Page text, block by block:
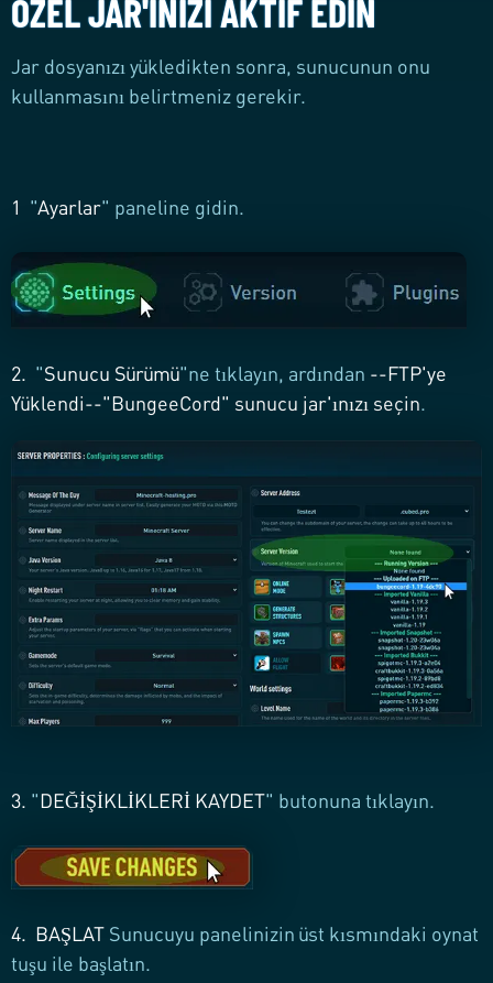
ÖZEL JAR'INIZI AKTIF EDIN
Jar dosyanızı yükledikten sonra, sunucunun onu
kullanmasını belirtmeniz gerekir.
1 "Ayarlar" paneline gidin.
2. "Sunucu Sürümü"ne tıklayın, ardından --FTP'ye
Yüklendi--"BungeeCord" sunucu jar'ınızı seçin.
3. "DEĞİŞİKLİKLERİ KAYDET" butonuna tıklayın.
4. BAŞLAT Sunucuyu panelinizin üst kısmındaki oynat
tuşu ile başlatın.